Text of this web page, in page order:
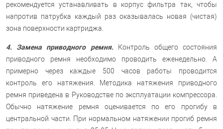
рекомендуется устанавливать в корпус фильтра так, чтобы
напротив патрубка каждый раз оказывалась новая (чистая)
зона поверхности картриджа.
4. Замена приводного ремня.Контроль общего состояния
приводного ремня необходимо проводить еженедельно. А
примерно через каждые 500 часов работы проводится
контроль его натяжения. Методика натяжения приводного
ремня приведена в Руководстве по эксплуатации компрессора.
Обычно натяжение ремня оценивается по его прогибу в
центральной части. При нормальном натяжении прогиб ремня